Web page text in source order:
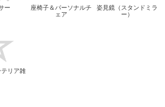
ー
座椅子＆パーソナルチ
ェア
姿見鏡（スタンドミラ
ー）
テリア雑